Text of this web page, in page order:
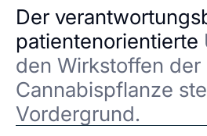
Der
patientenorientierte
den Wirkstoffen der
Cannabispflanze
Vordergrund.